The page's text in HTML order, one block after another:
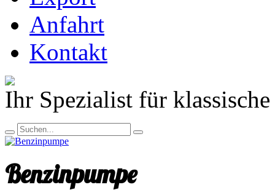
Anfahrt
Kontakt
Ihr Spezialist für
Benzinpumpe